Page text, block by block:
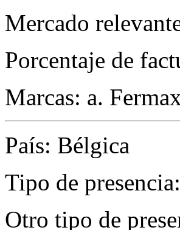
Mercado
Porcentaje de
Marcas: a.
País: Bélgica
Tipo de
Otro tipo de